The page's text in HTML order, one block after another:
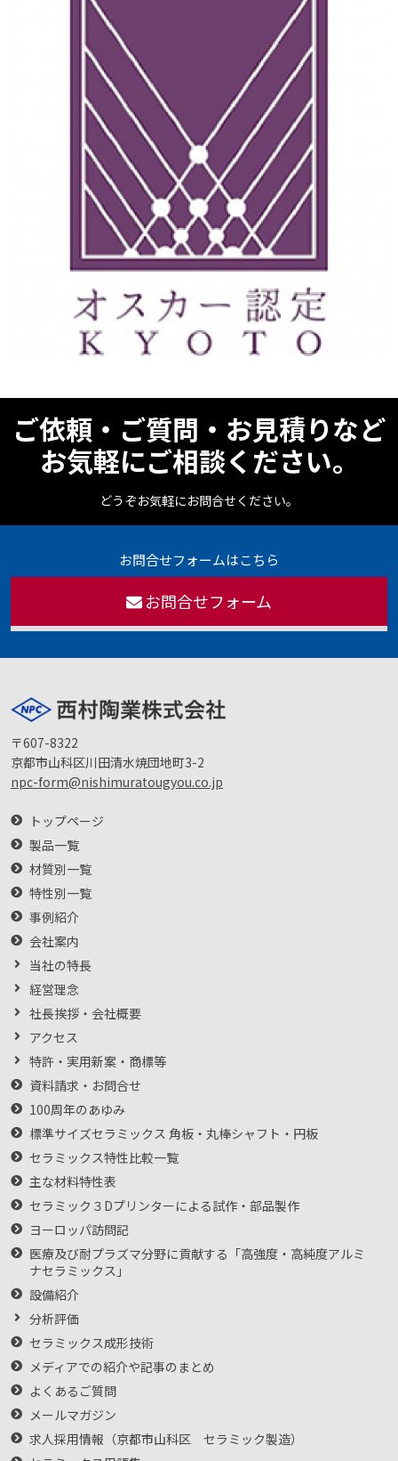
ご依頼・ご質問・お見積りなど
お気軽にご相談ください。
どうぞお気軽にお問合せください。
お問合せフォームはこちら
お問合せフォーム
〒607-8322
京都市山科区川田清水焼団地町3-2
npc-form@nishimuratougyou.co.jp
トップページ
製品一覧
材質別一覧
特性別一覧
事例紹介
会社案内
当社の特長
経営理念
社長挨拶・会社概要
アクセス
特許・実用新案・商標等
資料請求・お問合せ
100周年のあゆみ
標準サイズセラミックス 角板・丸棒シャフト・円板
セラミックス特性比較一覧
主な材料特性表
セラミック３Dプリンターによる試作・部品製作
ヨーロッパ訪問記
医療及び耐プラズマ分野に貢献する「高強度・高純度アルミ
ナセラミックス」
設備紹介
分析評価
セラミックス成形技術
メディアでの紹介や記事のまとめ
よくあるご質問
メールマガジン
求人採用情報（京都市山科区 セラミック製造）